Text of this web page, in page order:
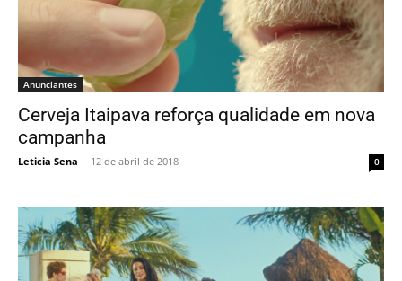
Anunciantes
Cerveja Itaipava reforça qualidade em nova
campanha
Leticia Sena - 12 de abril de 2018 0